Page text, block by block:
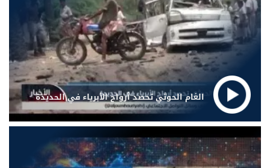
الغام الحوثي تحصد أرواح الأبرياء في الحديدة